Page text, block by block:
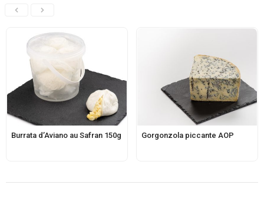
Burrata d’Aviano au Safran 150g Gorgonzola piccante AOP